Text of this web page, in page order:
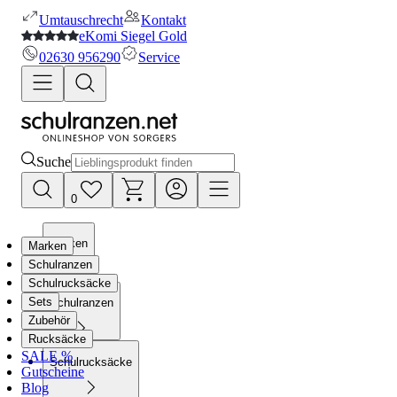
Umtauschrecht
Kontakt
eKomi Siegel Gold
02630 956290
Service
Suche
0
Marken
Schulranzen
Schulrucksäcke
Marken
Schulranzen
Schulrucksäcke
Sets
Zubehör
Rucksäcke
SALE %
Gutscheine
Blog